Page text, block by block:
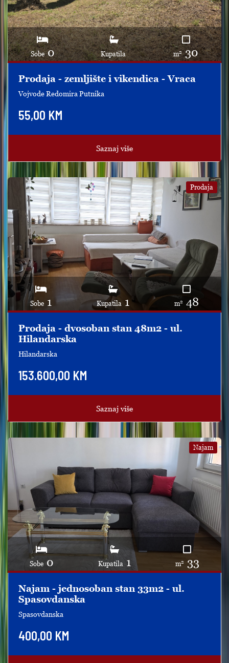
Sobe0 Kupatila m2 30
Prodaja - zemljište i vikendica - Vraca
Vojvode Redomira Putnika
55,00 KM
Saznaj više
Sobe 1 Kupatila 1 m2 48
Prodaja
Prodaja - dvosoban stan 48m2 - ul.
Hilandarska
Hilandarska
153.600,00 KM
Saznaj više
Sobe 0 Kupatila 1 m2 33
Najam
Najam - jednosoban stan 33m2 - ul.
Spasovdanska
Spasovdanska
400,00 KM